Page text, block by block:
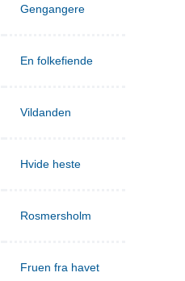
Gengangere
En folkefiende
Vildanden
Hvide heste
Rosmersholm
Fruen fra havet